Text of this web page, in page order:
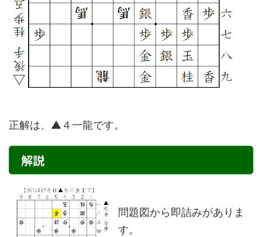
正解は、▲４一龍です。
解説
問題図から即詰みがありま
す。